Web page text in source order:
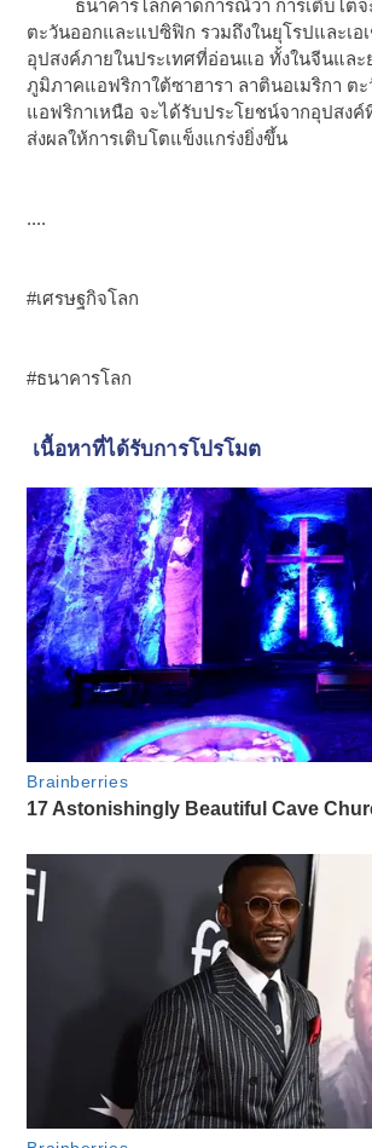
ธนาคารโลกคาดการณ์ว่า การเติบโตจะ
ตะวันออกและแปซิฟิก รวมถึงในยุโรปและเอเ
อุปสงค์ภายในประเทศที่อ่อนแอ ทั้งในจีนและ
ภูมิภาคแอฟริกาใต้ซาฮารา ลาตินอเมริกา ต
แอฟริกาเหนือ จะได้รับประโยชน์จากอุปสง
ส่งผลให้การเติบโตแข็งแกร่งยิ่งขึ้น
....
#เศรษฐกิจโลก
#ธนาคารโลก